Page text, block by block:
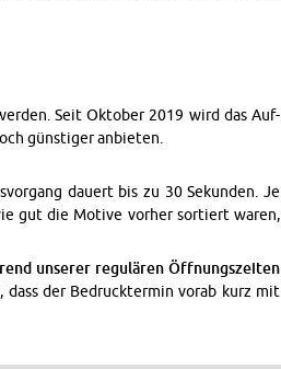
Seit Ok­to­ber 2019 wird das Auf­
güns­ti­ger an­bie­ten.
dau­ert bis zu 30 Se­kun­den. Je
gut die Mo­ti­ve vor­her sor­tiert waren,
un­se­rer re­gu­lä­ren Öff­nungs­zei­ten
der Be­druck­ter­min vorab kurz mit